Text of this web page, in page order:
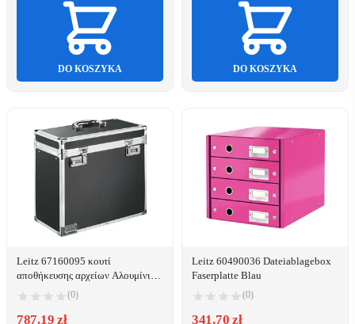
DO KOSZYKA DO KOSZYKA
Leitz 67160095 κουτί
αποθήκευσης αρχείων Αλουμίνιο
(Αργύλιο), Μέταλο, Πλαστικός,
Ξύλο Μαύρος (Μαύρο), Xρώμιο
(0)
787.19 zł
Leitz 60490036 Dateiablagebox
Faserplatte Blau
(0)
341.70 zł